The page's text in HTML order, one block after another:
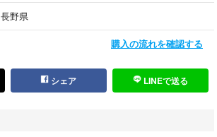
長野県
購入の流れを確認する
シェア LINEで送る